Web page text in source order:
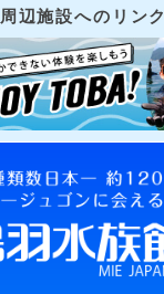
周辺施設へのリンク